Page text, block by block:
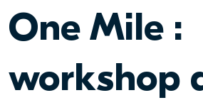
One Mile :
workshop